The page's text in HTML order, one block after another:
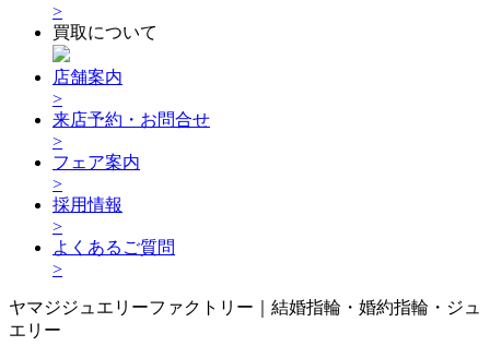
>
買取について
店舗案内
>
来店予約・お問合せ
>
フェア案内
>
採用情報
>
よくあるご質問
>
ヤマジジュエリーファクトリー｜結婚指輪・婚約指輪・ジュ
エリー